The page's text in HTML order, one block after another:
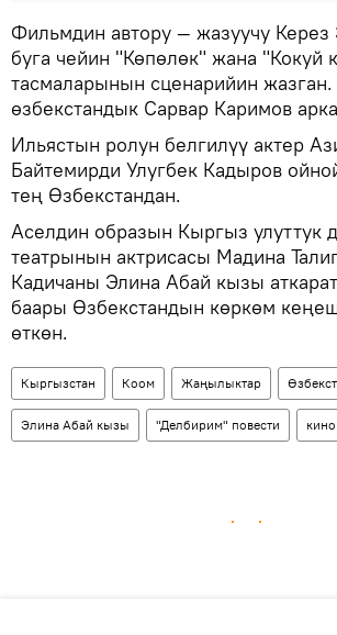
Фильмдин автору — жазуучу
буга чейин "Көпөлөк" жана "Кокуй
тасмаларынын сценарийин
өзбекстандык Сарвар Каримов
Ильястын ролун белгилүү актер
Байтемирди Улугбек Кадыров
тең Өзбекстандан.
Аселдин образын Кыргыз улуттук
театрынын актрисасы Мадина
Кадичаны Элина Абай кызы
баары Өзбекстандын көркөм
өткөн.
Кыргызстан Коом Жаңылыктар
Элина Абай кызы "Делбирим" повести